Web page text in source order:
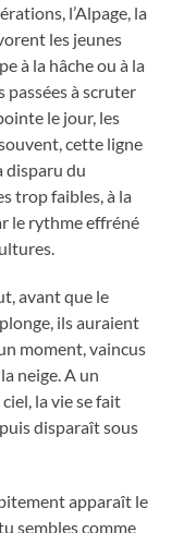
l’Alpage, la
les jeunes
à la hâche ou à la
à scruter
le jour, les
cette ligne
disparu du
trop faibles, à la
le rythme effréné
avant que le
ils auraient
moment, vaincus
neige. A un
la vie se fait
disparaît sous
apparaît le
sembles comme